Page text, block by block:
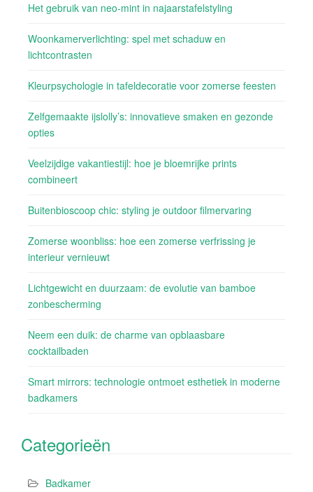
Het gebruik van neo-mint in najaarstafelstyling
Woonkamerverlichting: spel met schaduw en
lichtcontrasten
Kleurpsychologie in tafeldecoratie voor zomerse feesten
Zelfgemaakte ijslolly’s: innovatieve smaken en gezonde
opties
Veelzijdige vakantiestijl: hoe je bloemrijke prints
combineert
Buitenbioscoop chic: styling je outdoor filmervaring
Zomerse woonbliss: hoe een zomerse verfrissing je
interieur vernieuwt
Lichtgewicht en duurzaam: de evolutie van bamboe
zonbescherming
Neem een duik: de charme van opblaasbare
cocktailbaden
Smart mirrors: technologie ontmoet esthetiek in moderne
badkamers
Categorieën
Badkamer